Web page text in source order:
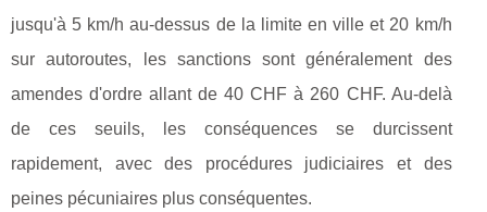
jusqu'à 5 km/h au-dessus de la limite en ville et 20 km/h
sur autoroutes, les sanctions sont généralement des
amendes d'ordre allant de 40 CHF à 260 CHF. Au-delà
de ces seuils, les conséquences se durcissent
rapidement, avec des procédures judiciaires et des
peines pécuniaires plus conséquentes.